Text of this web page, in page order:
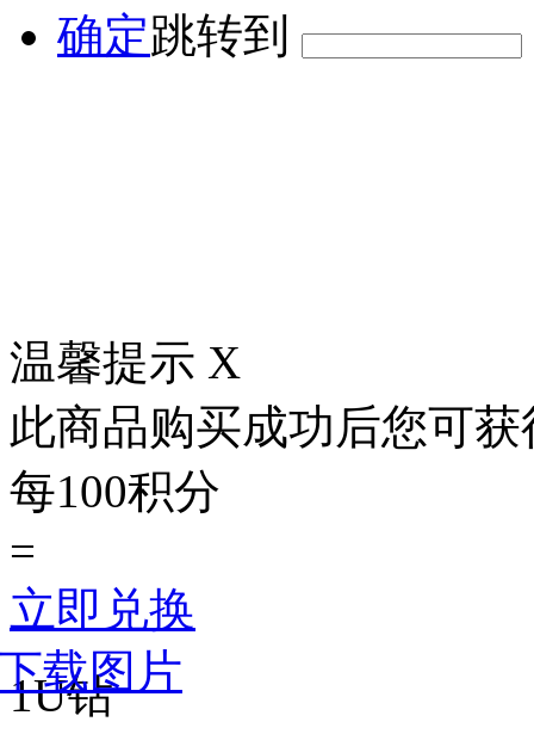
卖家信用：
确定跳转到
温馨提示 X
此商品购买成功后您可获
每100积分
=
立即兑换
1U钻
载图片